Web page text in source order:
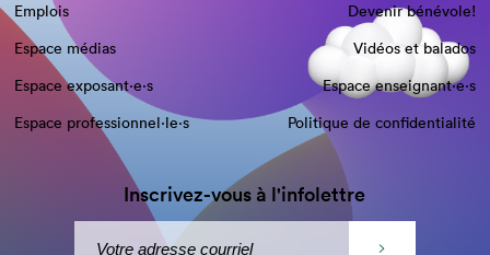
Emplois
Devenir bénévole!
Espace médias
Vidéos et balados
Espace exposant·e⋅s
Espace enseignant·e⋅s
Espace professionnel·le⋅s
Politique de confidentialité
Inscrivez-vous à l'infolettre